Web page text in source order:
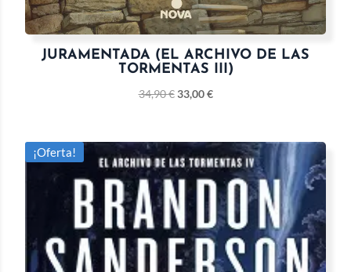
JURAMENTADA (EL ARCHIVO DE LAS
TORMENTAS III)
34,90€ 33,00€
¡Oferta!